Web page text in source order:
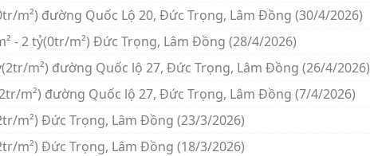
m²) đường Quốc Lộ 20, Đức Trọng, Lâm Đồng (30/4/2026)
- 2 tỷ(0tr/m²) Đức Trọng, Lâm Đồng (28/4/2026)
m²) đường Quốc lộ 27, Đức Trọng, Lâm Đồng (26/4/2026)
m²) đường Quốc lộ 27, Đức Trọng, Lâm Đồng (7/4/2026)
m²) Đức Trọng, Lâm Đồng (23/3/2026)
m²) Đức Trọng, Lâm Đồng (18/3/2026)